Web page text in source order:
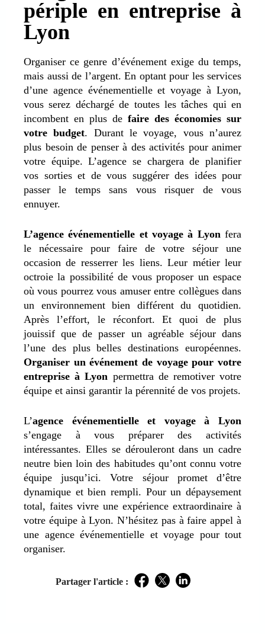
périple en entreprise à
Lyon
Organiser ce genre d’événement exige du temps,
mais aussi de l’argent. En optant pour les services
d’une agence événementielle et voyage à Lyon,
vous serez déchargé de toutes les tâches qui en
incombent en plus de faire des économies sur
votre budget. Durant le voyage, vous n’aurez
plus besoin de penser à des activités pour animer
votre équipe. L’agence se chargera de planifier
vos sorties et de vous suggérer des idées pour
passer le temps sans vous risquer de vous
ennuyer.
L’agence événementielle et voyage à Lyon fera
le nécessaire pour faire de votre séjour une
occasion de resserrer les liens. Leur métier leur
octroie la possibilité de vous proposer un espace
où vous pourrez vous amuser entre collègues dans
un environnement bien différent du quotidien.
Après l’effort, le réconfort. Et quoi de plus
jouissif que de passer un agréable séjour dans
l’une des plus belles destinations européennes.
Organiser un événement de voyage pour votre
entreprise à Lyon permettra de remotiver votre
équipe et ainsi garantir la pérennité de vos projets.
L’agence événementielle et voyage à Lyon
s’engage à vous préparer des activités
intéressantes. Elles se dérouleront dans un cadre
neutre bien loin des habitudes qu’ont connu votre
équipe jusqu’ici. Votre séjour promet d’être
dynamique et bien rempli. Pour un dépaysement
total, faites vivre une expérience extraordinaire à
votre équipe à Lyon. N’hésitez pas à faire appel à
une agence événementielle et voyage pour tout
organiser.
Partager l'article : Facebook
TwitterLinkedIn